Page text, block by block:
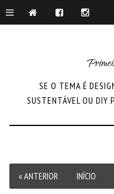
SE O TEMA É
SUSTENTÁVEL OU DIY
« ANTERIOR INÍCIO